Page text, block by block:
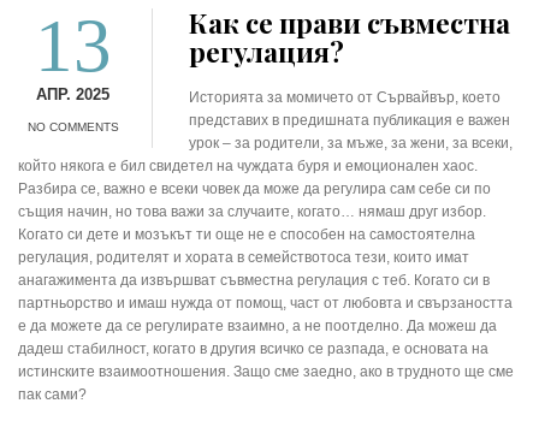
13
АПР. 2025
NO COMMENTS
Как се прави съвместна
регулация?
Историята за момичето от Сървайвър, което
представих в предишната публикация е важен
урок – за родители, за мъже, за жени, за всеки,
който някога е бил свидетел на чуждата буря и емоционален хаос.
Разбира се, важно е всеки човек да може да регулира сам себе си по
същия начин, но това важи за случаите, когато… нямаш друг избор.
Когато си дете и мозъкът ти още не е способен на самостоятелна
регулация, родителят и хората в семействотоса тези, които имат
анагажимента да извършват съвместна регулация с теб. Когато си в
партньорство и имаш нужда от помощ, част от любовта и свързаността
е да можете да се регулирате взаимно, а не поотделно. Да можеш да
дадеш стабилност, когато в другия всичко се разпада, е основата на
истинските взаимоотношения. Защо сме заедно, ако в трудното ще сме
пак сами?